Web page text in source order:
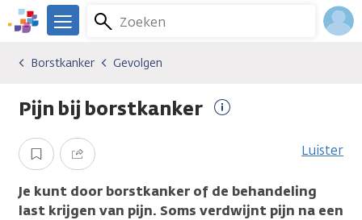
Overslaan
en
gaan
We
er
je.
Zoeken
Menu
Kankersoorten
Borstkanker
Gevolgen
Borstkanker Gevolgen
Pijn bij borstkanker
Opslaan Delen Luister
Je kunt door borstkanker of de behandeling
last krijgen van pijn. Soms verdwijnt pijn na een